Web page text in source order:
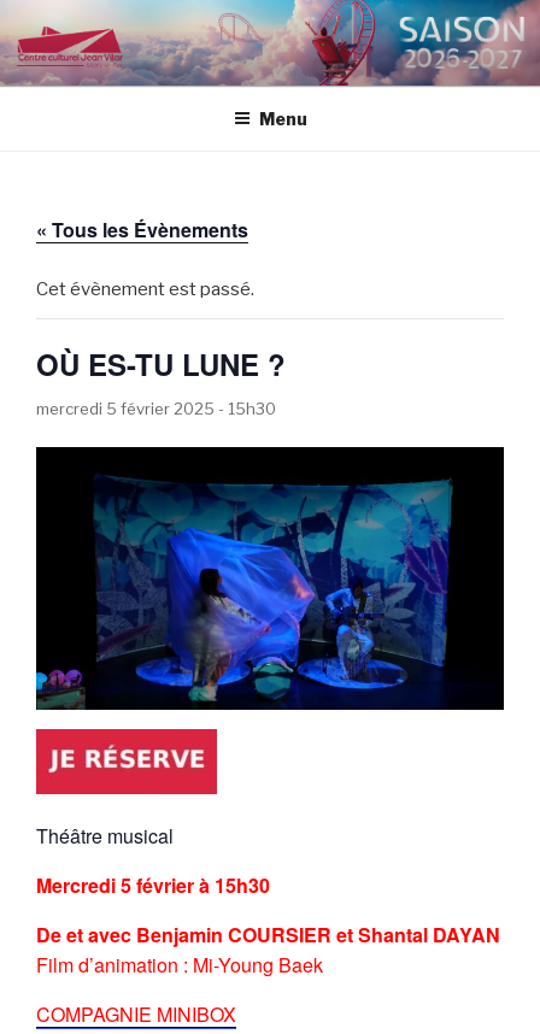
au
contenu
CENTRE CULTUREL JEAN
VILAR
Menu
« Tous les Évènements
Cet évènement est passé.
OÙ ES-TU LUNE ?
mercredi 5 février 2025 - 15h30
Théâtre musical
Mercredi 5 février à 15h30
De et avec Benjamin COURSIER et Shantal DAYAN
Film d’animation : Mi-Young Baek
COMPAGNIE MINIBOX